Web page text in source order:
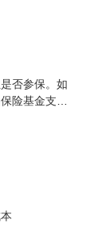
守，而是活
多数车型说
否参保。如
险基金支
己掏钱。很
篇就把这事